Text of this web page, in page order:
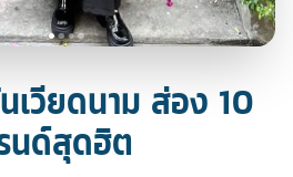
วียดนาม ส่อง 10
นด์สุดฮิต